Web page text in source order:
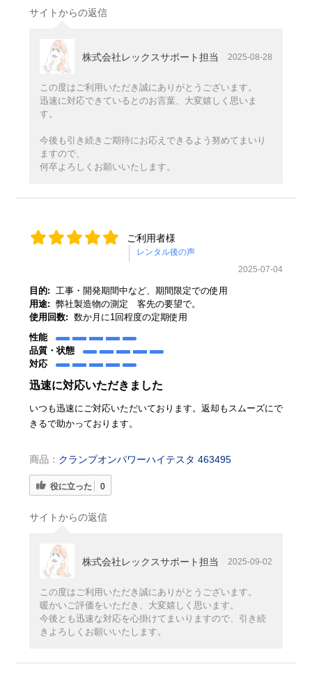
サイトからの返信
株式会社レックスサポート担当 2025-08-28
この度はご利用いただき誠にありがとうございます。
迅速に対応できているとのお言葉、大変嬉しく思いま
す。
今後も引き続きご期待にお応えできるよう努めてまいり
ますので、
何卒よろしくお願いいたします。
ご利用者様
2025-07-04
目的: 工事・開発期間中など、期間限定での使用
用途: 弊社製造物の測定 客先の要望で。
使用回数: 数か月に1回程度の定期使用
性能
品質・状態
対応
迅速に対応いただきました
いつも迅速にご対応いただいております。返却もスムーズにで
きるで助かっております。
商品： クランプオンパワーハイテスタ 463495
役に立った 0
サイトからの返信
株式会社レックスサポート担当 2025-09-02
この度はご利用いただき誠にありがとうございます。
暖かいご評価をいただき、大変嬉しく思います。
今後とも迅速な対応を心掛けてまいりますので、引き続
きよろしくお願いいたします。